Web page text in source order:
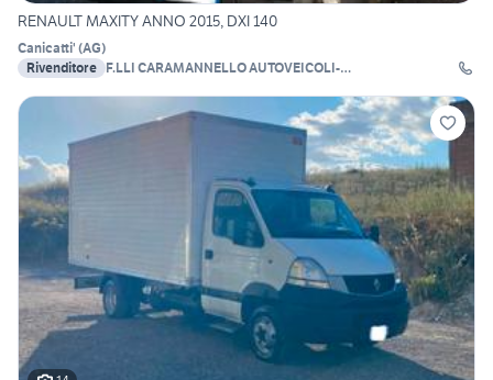
RENAULT MAXITY ANNO 2015, DXI 140
Canicatti' (AG)
Rivenditore F.LLI CARAMANNELLO AUTOVEICOLI-